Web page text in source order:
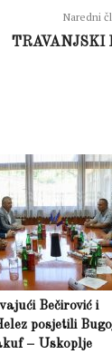
Naredni
TRAVANJSKI
Bečirović i
posjetili
– Uskoplje